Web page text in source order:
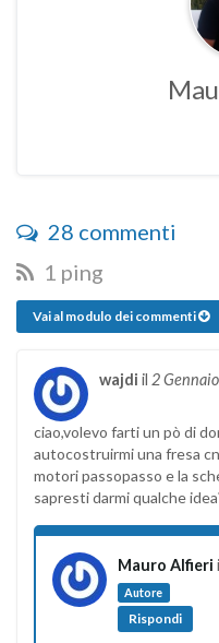
28 commenti
1 ping
Vai al modulo dei commenti
wajdi il 2
ciao,volevo farti un pò di
autocostruirmi una fresa
motori passopasso e la
sapresti darmi qualche
Mauro Alfieri
Autore
Rispondi